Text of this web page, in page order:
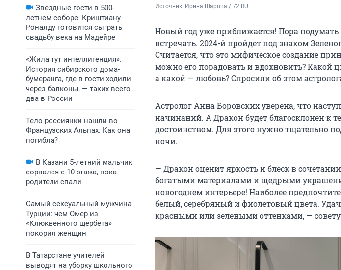
Звездные гости в 500-
летнем соборе: Криштиану
Роналду готовится сыграть
свадьбу века на Мадейре
«Жила тут интеллигенция».
История сибирского дома-
бумеранга, где в гости ходили
через балконы, — таких всего
два в России
Тело россиянки нашли во
Французских Альпах. Как она
погибла?
В Казани 5-летний мальчик
сорвался с 10 этажа, пока
родители спали
Самый сексуальный мужчина
Турции: чем Омер из
«Клюквенного щербета»
покорил женщин
В Татарстане учителей
выводят на уборку школьного
Источник: Ирина Шарова / 72.RU
Новый год уже приближается! Пора подумать
встречать. 2024-й пройдет под знаком
Считается, что это мифическое создание
можно его порадовать и вдохновить? Какой
а какой — любовь? Спросили об этом
Астролог Анна Боровских уверена, что
начинаний. А Дракон будет благосклонен к
достоинством. Для этого нужно тщательно
ночи.
— Дракон оценит яркость и блеск в
богатыми материалами и щедрыми
новогоднем интерьере! Наиболее
белый, серебряный и фиолетовый цвета.
красными или зелеными оттенками, —